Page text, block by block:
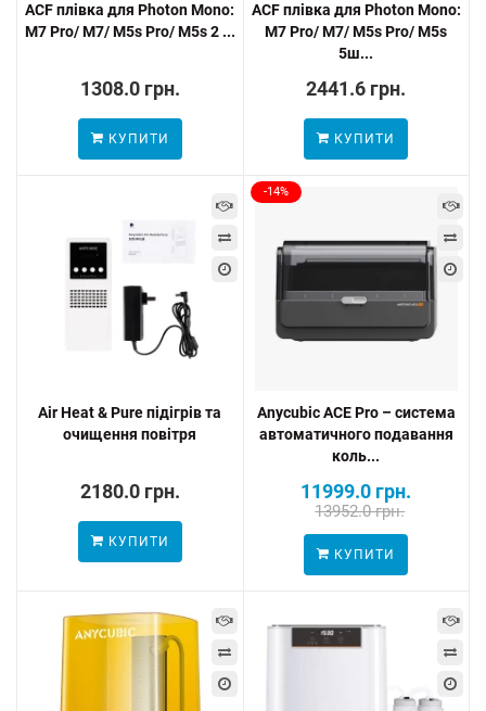
ACF плівка для Photon Mono:
M7 Pro/ M7/ M5s Pro/ M5s 2 ...
1308.0 грн.
КУПИТИ
ACF плівка для Photon Mono:
M7 Pro/ M7/ M5s Pro/ M5s
5ш...
2441.6 грн.
КУПИТИ
Air Heat & Pure підігрів та
очищення повітря
2180.0 грн.
КУПИТИ
-14%
Anycubic ACE Pro – система
автоматичного подавання
коль...
11999.0 грн.
13952.0 грн.
КУПИТИ